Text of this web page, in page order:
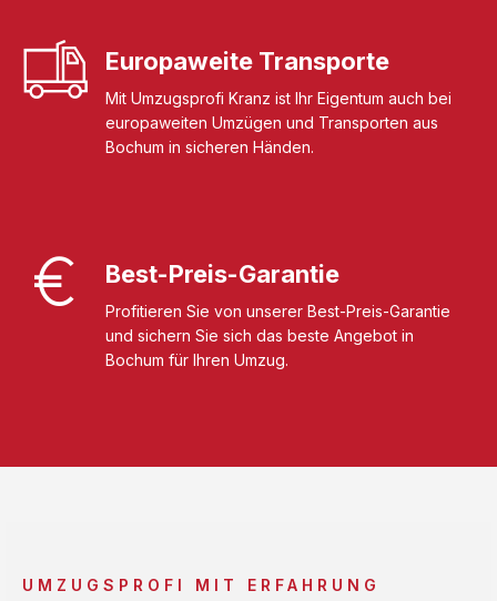
Europaweite Transporte
Mit Umzugsprofi Kranz ist Ihr Eigentum auch bei
europaweiten Umzügen und Transporten aus
Bochum in sicheren Händen.
Best-Preis-Garantie
Profitieren Sie von unserer Best-Preis-Garantie
und sichern Sie sich das beste Angebot in
Bochum für Ihren Umzug.
UMZUGSPROFI MIT ERFAHRUNG